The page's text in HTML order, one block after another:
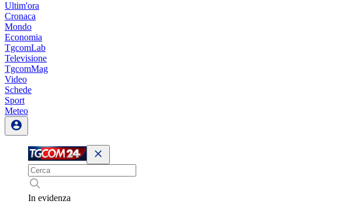
Ultim'ora
Cronaca
Mondo
Economia
TgcomLab
Televisione
TgcomMag
Video
Schede
Sport
Meteo
In evidenza